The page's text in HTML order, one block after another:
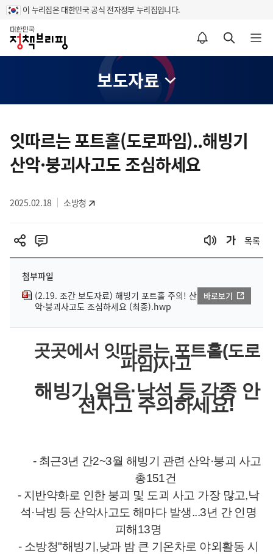
이 누리집은 대한민국 공식 전자정부 누리집입니다.
홈
알림설정 바로가기 검색 바로가기 메뉴 열기
보도자료
텐
츠
영
잇따르는 포트홀(도로파임)..해빙기
산악·붕괴사고도 조심하세요
2025.02.18 소방청
목록
첨부파일
(2.19. 조간 보도자료) 해빙기 포트홀 주의! 산
악·붕괴사고도 조심하세요 (최종).hwp
바로보기
곳곳에서 잇따르는 포트홀(도로
파임)사고
해빙기 ,얼음·낙석 등 각종 안
전사고 주의하세요!
- 최근3년 간2~3월 해빙기 관련 산악·붕괴 사고
총151건
- 지반약화로 인한 붕괴 및 도괴 사고 가장 많고,낙
석·낙빙 등 산악사고도 해마다 발생...3년 간 인명
피해 13명
- 소방청"해빙기 ,낮과 밤 큰 기온차로 야외활동 시